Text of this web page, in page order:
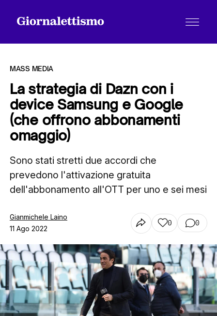
Tutti gli articoli
Chi siamo
Contatti
MASS MEDIA
La strategia di Dazn con i
device Samsung e Google
(che offrono abbonamenti
omaggio)
Sono stati stretti due accordi che
prevedono l'attivazione gratuita
dell'abbonamento all'OTT per uno e sei mesi
Gianmichele Laino
11 Ago 2022
0 0